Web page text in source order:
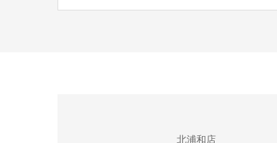
北浦和店